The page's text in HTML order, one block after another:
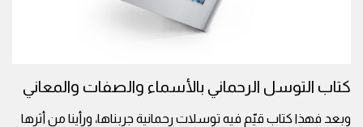
كتاب التوسل الرحماني بالأسماء والصفات والمعاني
وبعد فهذا كتاب قيّم فيه توسلات رحمانية جربناها، ورأينا من أثرها